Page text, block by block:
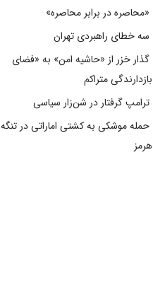
«محاصره در برابر محاصره»
سه خطای راهبردی تهران
گذار خزر از «حاشیه امن» به «فضای
بازدارندگی متراکم
ترامپ گرفتار در شن‌زار سیاسی
حمله موشکی به کشتی اماراتی در تنگه
هرمز